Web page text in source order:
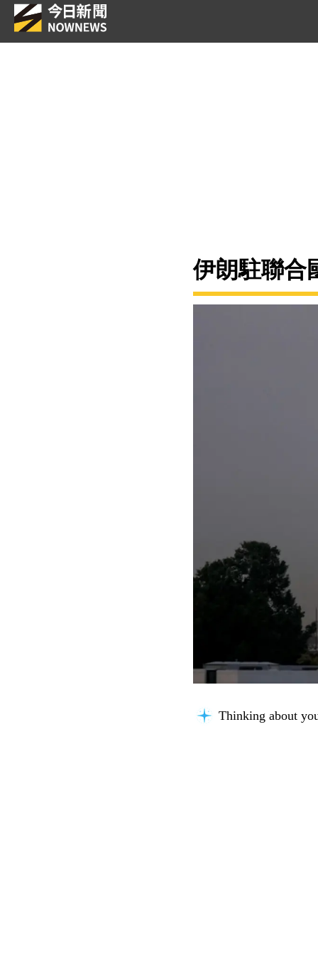
伊朗駐聯合
Thinking about